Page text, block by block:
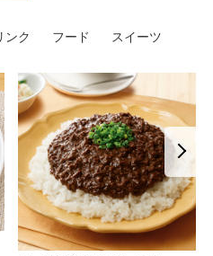
ンク フード スイーツ